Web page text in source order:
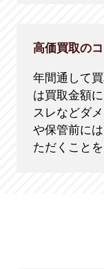
高価買取の
年間通して
は買取金額
スレなどダ
や保管前に
ただくこと